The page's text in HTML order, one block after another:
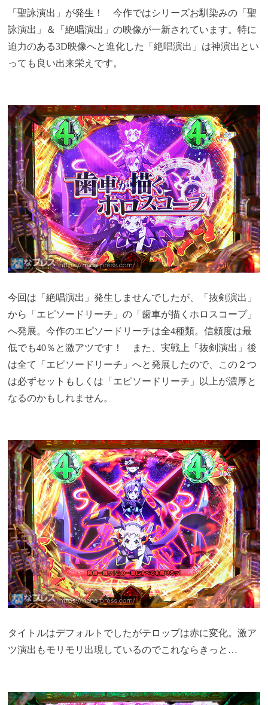
「聖詠演出」が発生！ 今作ではシリーズお馴染みの「聖
詠演出」＆「絶唱演出」の映像が一新されています。特に
迫力のある3D映像へと進化した「絶唱演出」は神演出とい
っても良い出来栄えです。
今回は「絶唱演出」発生しませんでしたが、「抜剣演出」
から「エピソードリーチ」の「歯車が描くホロスコープ」
へ発展。今作のエピソードリーチは全4種類。信頼度は最
低でも40％と激アツです！ また、実戦上「抜剣演出」後
は全て「エピソードリーチ」へと発展したので、この２つ
は必ずセットもしくは「エピソードリーチ」以上が濃厚と
なるのかもしれません。
タイトルはデフォルトでしたがテロップは赤に変化。激ア
ツ演出もモリモリ出現しているのでこれならきっと…